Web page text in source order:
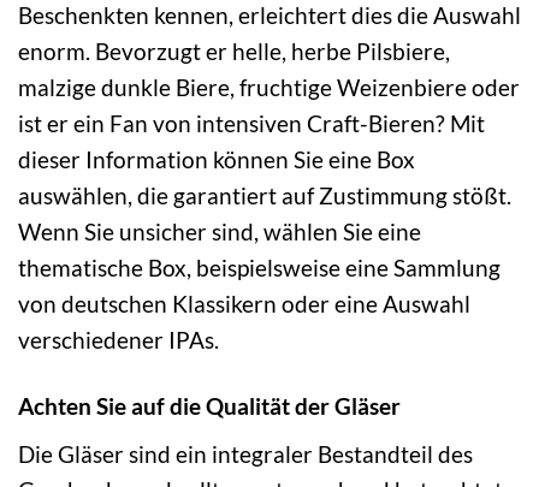
Beschenkten kennen, erleichtert dies die Auswahl
enorm. Bevorzugt er helle, herbe Pilsbiere,
malzige dunkle Biere, fruchtige Weizenbiere oder
ist er ein Fan von intensiven Craft-Bieren? Mit
dieser Information können Sie eine Box
auswählen, die garantiert auf Zustimmung stößt.
Wenn Sie unsicher sind, wählen Sie eine
thematische Box, beispielsweise eine Sammlung
von deutschen Klassikern oder eine Auswahl
verschiedener IPAs.
Achten Sie auf die Qualität der Gläser
Die Gläser sind ein integraler Bestandteil des